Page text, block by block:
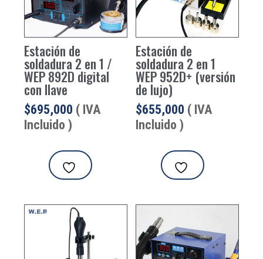
Estación de
soldadura 2 en 1 /
WEP 892D digital
con llave
$695,000 ( IVA
Incluido )
Estación de
soldadura 2 en 1
WEP 952D+ (versión
de lujo)
$655,000 ( IVA
Incluido )